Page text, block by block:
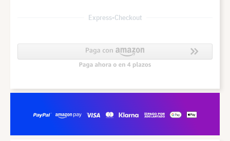
Express-Checkout